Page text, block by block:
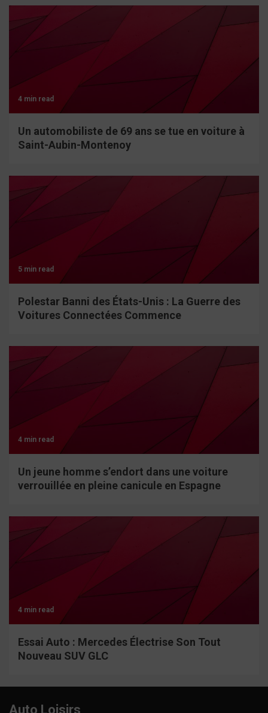
4 min read
Un automobiliste de 69 ans se tue en voiture à
Saint-Aubin-Montenoy
5 min read
Polestar Banni des États-Unis : La Guerre des
Voitures Connectées Commence
4 min read
Un jeune homme s’endort dans une voiture
verrouillée en pleine canicule en Espagne
4 min read
Essai Auto : Mercedes Électrise Son Tout
Nouveau SUV GLC
Auto Loisirs